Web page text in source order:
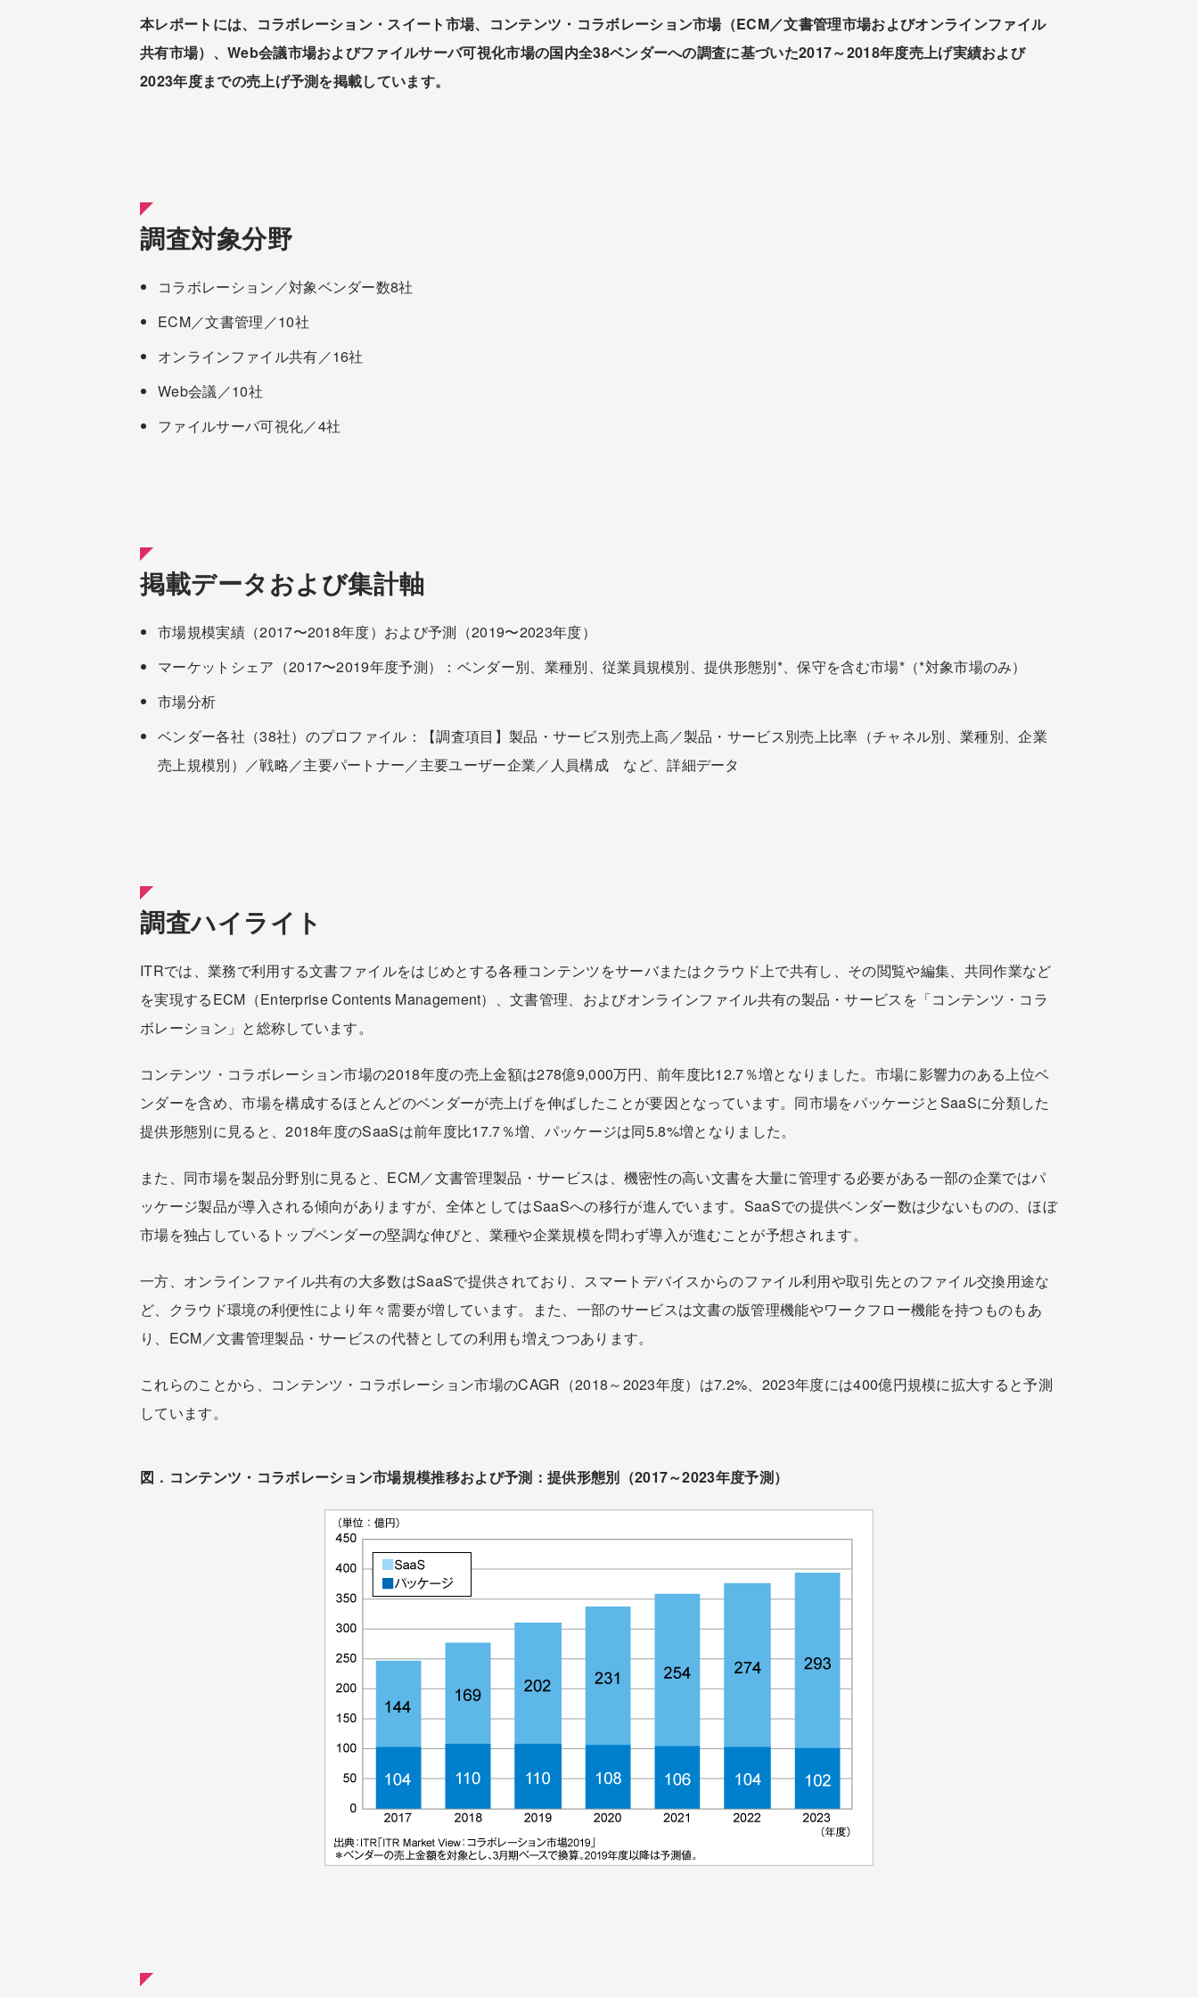
本レポートには、コラボレーション・スイート市場、コンテンツ・コラボレーション市場（ECM／文書管理市場およびオンラインファイル
共有市場）、Web会議市場およびファイルサーバ可視化市場の国内全38ベンダーへの調査に基づいた2017～2018年度売上げ実績および
2023年度までの売上げ予測を掲載しています。
調査対象分野
コラボレーション／対象ベンダー数8社
ECM／文書管理／10社
オンラインファイル共有／16社
Web会議／10社
ファイルサーバ可視化／4社
掲載データおよび集計軸
市場規模実績（2017〜2018年度）および予測（2019〜2023年度）
マーケットシェア（2017〜2019年度予測）：ベンダー別、業種別、従業員規模別、提供形態別*、保守を含む市場*（*対象市場のみ）
市場分析
ベンダー各社（38社）のプロファイル：【調査項目】製品・サービス別売上高／製品・サービス別売上比率（チャネル別、業種別、企業
売上規模別）／戦略／主要パートナー／主要ユーザー企業／人員構成 など、詳細データ
調査ハイライト
ITRでは、業務で利用する文書ファイルをはじめとする各種コンテンツをサーバまたはクラウド上で共有し、その閲覧や編集、共同作業など
を実現するECM（Enterprise Contents Management）、文書管理、およびオンラインファイル共有の製品・サービスを「コンテンツ・コラ
ボレーション」と総称しています。
コンテンツ・コラボレーション市場の2018年度の売上金額は278億9,000万円、前年度比12.7％増となりました。市場に影響力のある上位ベ
ンダーを含め、市場を構成するほとんどのベンダーが売上げを伸ばしたことが要因となっています。同市場をパッケージとSaaSに分類した
提供形態別に見ると、2018年度のSaaSは前年度比17.7％増、パッケージは同5.8%増となりました。
また、同市場を製品分野別に見ると、ECM／文書管理製品・サービスは、機密性の高い文書を大量に管理する必要がある一部の企業ではパ
ッケージ製品が導入される傾向がありますが、全体としてはSaaSへの移行が進んでいます。SaaSでの提供ベンダー数は少ないものの、ほぼ
市場を独占しているトップベンダーの堅調な伸びと、業種や企業規模を問わず導入が進むことが予想されます。
一方、オンラインファイル共有の大多数はSaaSで提供されており、スマートデバイスからのファイル利用や取引先とのファイル交換用途な
ど、クラウド環境の利便性により年々需要が増しています。また、一部のサービスは文書の版管理機能やワークフロー機能を持つものもあ
り、ECM／文書管理製品・サービスの代替としての利用も増えつつあります。
これらのことから、コンテンツ・コラボレーション市場のCAGR（2018～2023年度）は7.2%、2023年度には400億円規模に拡大すると予測
しています。
図．コンテンツ・コラボレーション市場規模推移および予測：提供形態別（2017～2023年度予測）